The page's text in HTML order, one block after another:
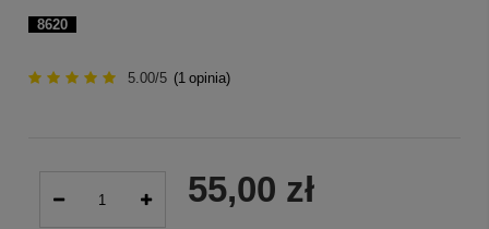
8620
5.00/5 (1 opinia)
55,00 zł